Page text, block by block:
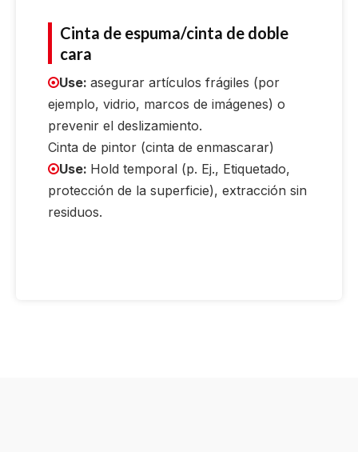
Cinta de espuma/cinta de doble
cara
Use: asegurar artículos frágiles (por
ejemplo, vidrio, marcos de imágenes) o
prevenir el deslizamiento.
Cinta de pintor (cinta de enmascarar)
Use: Hold temporal (p. Ej., Etiquetado,
protección de la superficie), extracción sin
residuos.